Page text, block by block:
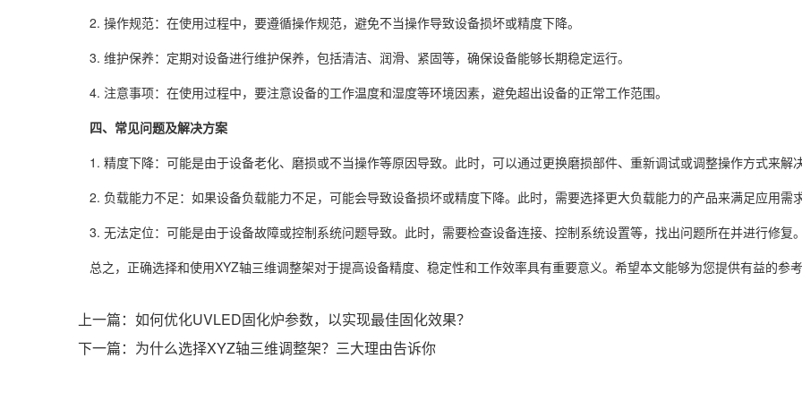
2. 操作规范：在使用过程中，要遵循操作规范，避免不当操作导致设备损坏或精度下降。
3. 维护保养：定期对设备进行维护保养，包括清洁、润滑、紧固等，确保设备能够长期稳定运行。
4. 注意事项：在使用过程中，要注意设备的工作温度和湿度等环境因素，避免超出设备的正常工作范围。
四、常见问题及解决方案
1. 精度下降：可能是由于设备老化、磨损或不当操作等原因导致。此时，可以通过更换磨损部件、重新调试或调整操作方式来解决
2. 负载能力不足：如果设备负载能力不足，可能会导致设备损坏或精度下降。此时，需要选择更大负载能力的产品来满足应用需求
3. 无法定位：可能是由于设备故障或控制系统问题导致。此时，需要检查设备连接、控制系统设置等，找出问题所在并进行修复。
总之，正确选择和使用XYZ轴三维调整架对于提高设备精度、稳定性和工作效率具有重要意义。希望本文能够为您提供有益的参考
上一篇： 如何优化UVLED固化炉参数，以实现最佳固化效果？
下一篇： 为什么选择XYZ轴三维调整架？三大理由告诉你